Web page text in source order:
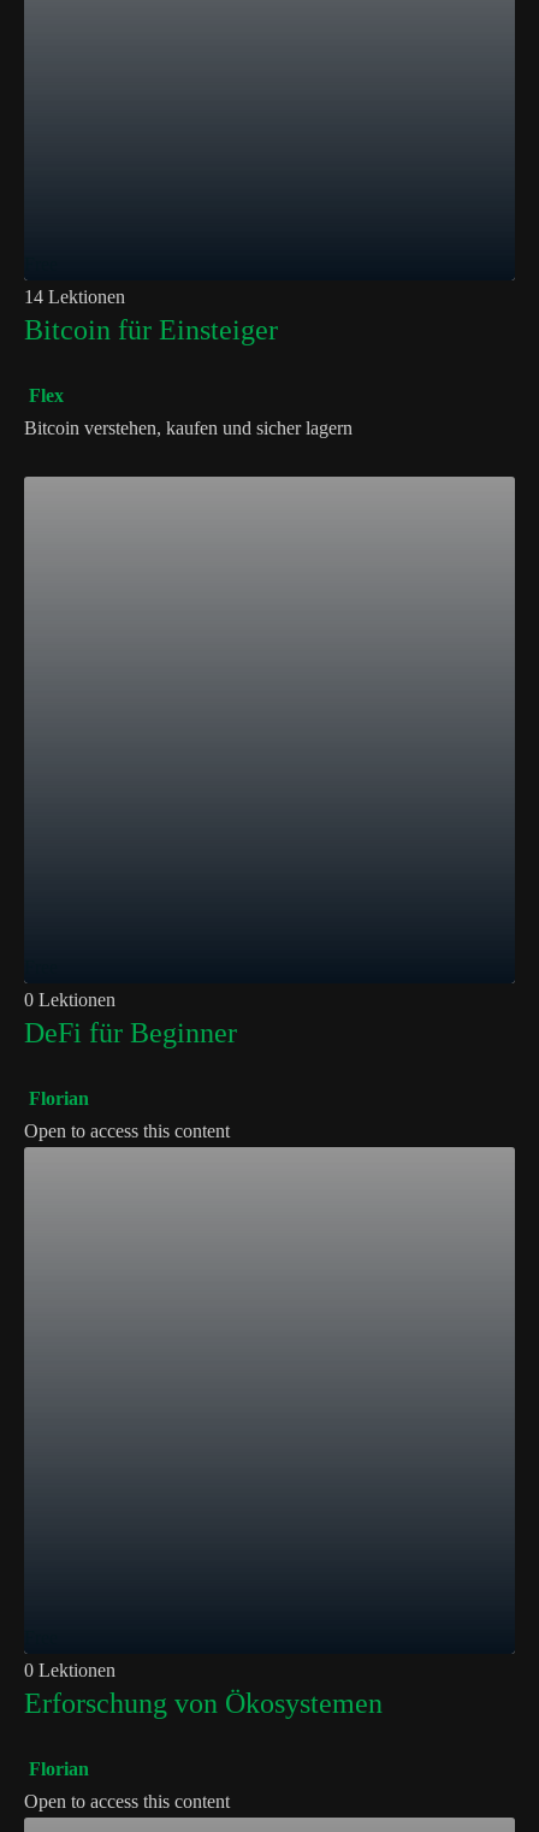
14 Lektionen
Bitcoin für Einsteiger
Flex
Bitcoin verstehen, kaufen und sicher lagern
0 Lektionen
DeFi für Beginner
Florian
Open to access this content
0 Lektionen
Erforschung von Ökosystemen
Florian
Open to access this content